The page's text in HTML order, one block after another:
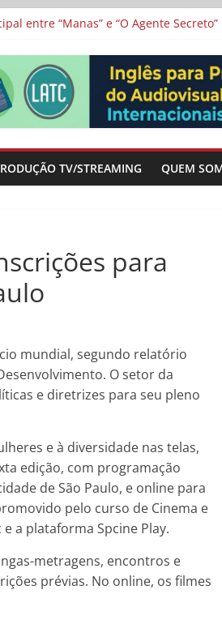
entre “Manas” e “O Agente Secreto”
brasileira de série argentina para o
TV/STREAMING QUEM
para
mundial, segundo relatório
O setor da
e diretrizes para seu pleno
e à diversidade nas telas,
edição, com programação
de São Paulo, e online para
pelo curso de Cinema e
a plataforma Spcine Play.
metragens, encontros e
prévias. No online, os filmes